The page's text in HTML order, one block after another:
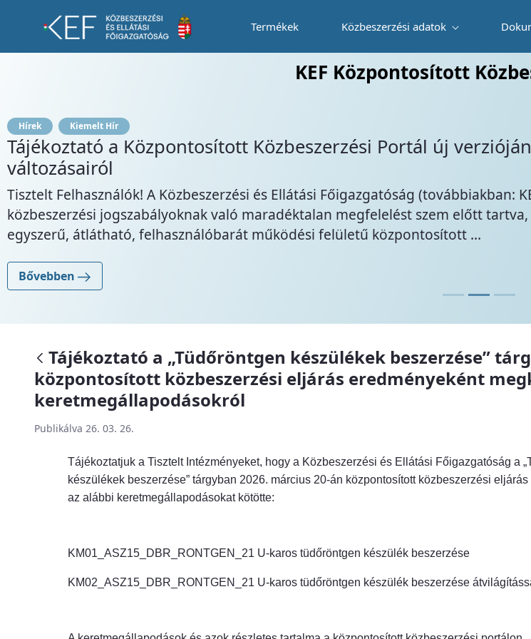
Termékek Közbeszerzési adatok
Tájékoztató a „Tüdőröntgen készülékek beszerzése” tárgyú
KEF Központosított
új verziójának fontosabb
(továbbiakban: KEF) célja, hogy a központosított
szem előtt tartva, a lehetőségekhez mérten
...
Tájékoztatás a
mobilitás
Tájékoztatjuk a tisztelt
járművek beszerzésének
szóló 397/2022. (X. 20.)
Tájékoztató a „Tüdőröntgen készülékek beszerzése”
központosított közbeszerzési eljárás eredményeként
keretmegállapodásokról
Publikálva 26. 03. 26.
Tájékoztatjuk a Tisztelt Intézményeket, hogy a Közbeszerzési és Ellátási Főigazgatóság a
készülékek beszerzése” tárgyban 2026. március 20-án központosított közbeszerzési
az alábbi keretmegállapodásokat kötötte:
KM01_ASZ15_DBR_RONTGEN_21 U-karos tüdőröntgen készülék beszerzése
KM02_ASZ15_DBR_RONTGEN_21 U-karos tüdőröntgen készülék beszerzése